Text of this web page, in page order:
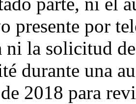
presente por
ni la solicitud
durante una
2018 para